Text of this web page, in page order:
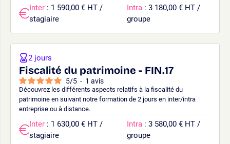
Inter : 1 590,00 € HT /
stagiaire
Intra : 3 180,00 € HT /
groupe
Fiscalité du patrimoine - FIN.17
5/5 - 1 avis
Découvrez les différents aspects relatifs à la fiscalité du
patrimoine en suivant notre formation de 2 jours en inter/intra
entreprise ou à distance.
2 jours
Inter : 1 630,00 € HT /
stagiaire
Intra : 3 580,00 € HT /
groupe